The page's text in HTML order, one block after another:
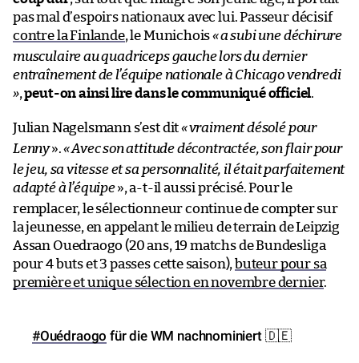
pas mal d’espoirs nationaux avec lui. Passeur décisif
contre la Finlande, le Munichois«a subi une déchirure
musculaire au quadriceps gauche lors du dernier
entraînement de l’équipe nationale à Chicago vendredi
»,peut-on ainsi lire dans le communiqué officiel.
Julian Nagelsmann s’est dit«vraiment désolé pour
Lenny».«Avec son attitude décontractée, son flair pour
le jeu, sa vitesse et sa personnalité, il était parfaitement
adapté à l’équipe», a-t-il aussi précisé. Pour le
remplacer, le sélectionneur continue de compter sur
la jeunesse, en appelant le milieu de terrain de Leipzig
Assan Ouedraogo (20 ans, 19 matchs de Bundesliga
pour 4 buts et 3 passes cette saison), buteur pour sa
première et unique sélection en novembre dernier.
#Ouédraogo für die WM nachnominiert 🇩🇪